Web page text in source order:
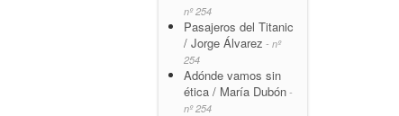
nº 254
Pasajeros del Titanic
/ Jorge Álvarez - nº
254
Adónde vamos sin
ética / María Dubón -
nº 254